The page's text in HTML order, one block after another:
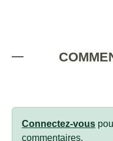
Connectez-vous
commentaires.